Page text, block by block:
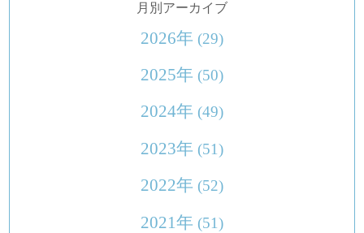
月別アーカイブ
2026年 (29)
2025年 (50)
2024年 (49)
2023年 (51)
2022年 (52)
2021年 (51)